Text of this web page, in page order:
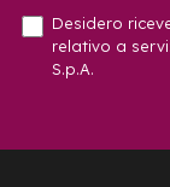
Desidero
relativo a
S.p.A.